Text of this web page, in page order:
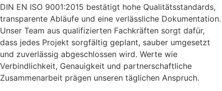
DIN EN ISO 9001:2015 bestätigt hohe Qualitätsstandards,
transparente Abläufe und eine verlässliche Dokumentation.
Unser Team aus qualifizierten Fachkräften sorgt dafür,
dass jedes Projekt sorgfältig geplant, sauber umgesetzt
und zuverlässig abgeschlossen wird. Werte wie
Verbindlichkeit, Genauigkeit und partnerschaftliche
Zusammenarbeit prägen unseren täglichen Anspruch.